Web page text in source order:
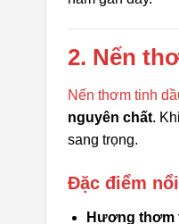
2. Nến
Nến thơm tinh
nguyên chất.
sang trọng.
Đặc điểm
Hương thơm